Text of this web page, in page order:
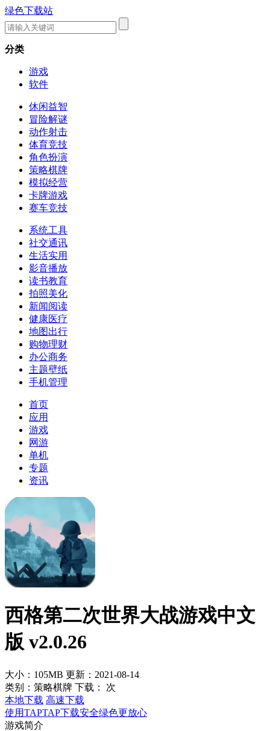
绿色下载站
分类
游戏
软件
休闲益智
冒险解谜
动作射击
体育竞技
角色扮演
策略棋牌
模拟经营
卡牌游戏
赛车竞技
系统工具
社交通讯
生活实用
影音播放
读书教育
拍照美化
新闻阅读
健康医疗
地图出行
购物理财
办公商务
主题壁纸
手机管理
首页
应用
游戏
网游
单机
专题
资讯
西格第二次世界大战游戏中文
版 v2.0.26
大小：105MB 更新：2021-08-14
类别：策略棋牌 下载：
次
本地下载 高速下载
使用TAPTAP下载安全绿色更放心
游戏简介